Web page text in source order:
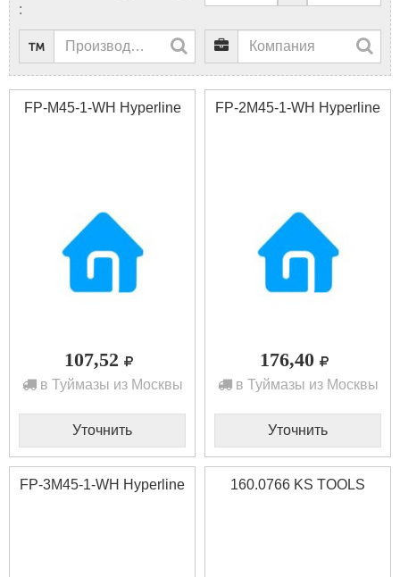
:
FP-M45-1-WH Hyperline
107,52
в Туймазы из Москвы
Уточнить
FP-2M45-1-WH Hyperline
176,40
в Туймазы из Москвы
Уточнить
FP-3M45-1-WH Hyperline 160.0766 KS TOOLS